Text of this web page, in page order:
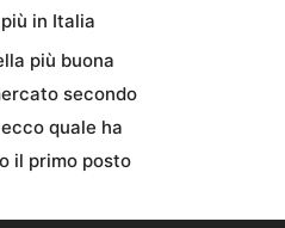
in Italia
più buona
secondo
quale ha
il primo posto